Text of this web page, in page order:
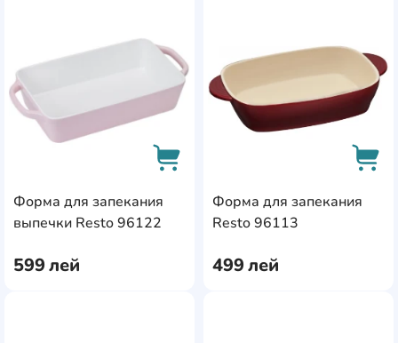
Форма для запекания
выпечки Resto 96122
599лей
AddCardToCart
Форма для запекания
Resto 96113
499лей